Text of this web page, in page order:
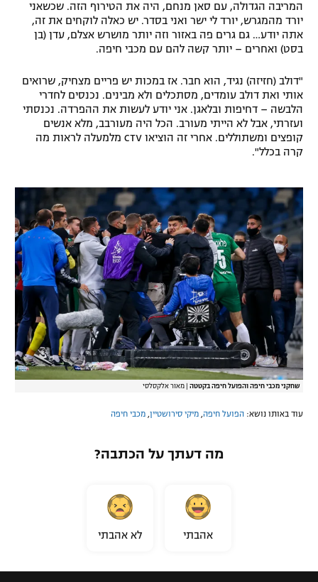
המריבה הגדולה, עם סאן מנחם, היה את הטירוף הזה. שכשאני
יורד מהמגרש, יורד לי ישר ואני בסדר. יש כאלה לוקחים את זה,
אתה יודע… גם גרים פה באזור וזה יותר מושרש אצלם, עדן (בן
בסט) ואחרים – יותר קשה להם עם מכבי חיפה.
"דולב (חזיזה) נגיד, הוא חבר. אז במכות יש פריים מצחיק, שרואים
אותי ואת דולב עומדים, מסתכלים ולא מבינים. נכנסים לחדרי
הלבשה – דחיפות ובלאגן. אני יודע לעשות את ההפרדה. נכנסתי
ועזרתי, אבל לא הייתי מעורב. הכל היה מעורבב, מלא אנשים
קופצים ומשתוללים. אחרי זה הוציאו CTV מלמעלה לראות מה
קרה בכלל".
שחקני מכבי חיפה והפועל חיפה בקטטה מאור אלקסלסי
עוד באותו נושא: הפועל חיפה מיקי סירושטיין מכבי חיפה
מה דעתך על הכתבה?
אהבתי לא אהבתי